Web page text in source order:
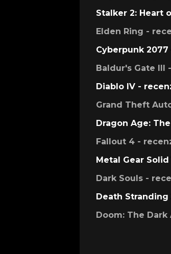
Stalker 2: Heart
Elden Ring -
Cyberpunk
Baldur's Gate III
Diablo IV -
Grand Theft
Dragon Age:
Fallout 4 -
Metal Gear
Dark Souls -
Death Stranding
Doom: The